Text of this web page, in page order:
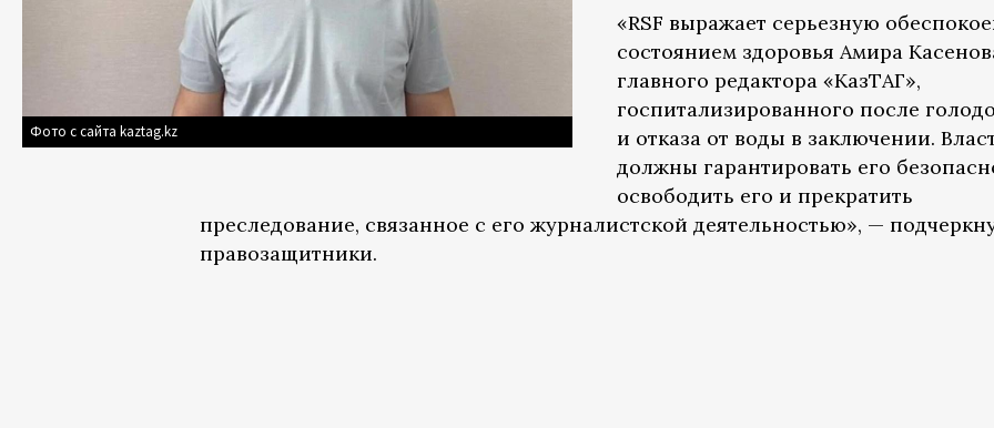
Фото с сайта kaztag.kz
«RSF выражает серьезную
состоянием здоровья Амира
главного редактора «КазТАГ»,
госпитализированного после
и отказа от воды в заключении.
должны гарантировать его
освободить его и прекратить
преследование, связанное с его журналистской деятельностью», —
правозащитники.